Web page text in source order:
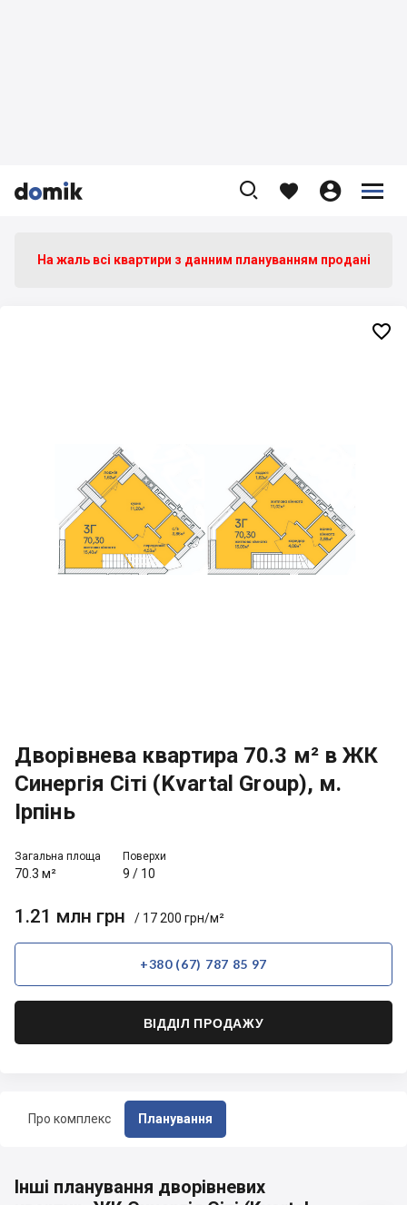


    


Про комплекс Планування
На жаль всі квартири з данним плануванням продані
Дворівнева квартира 70.3 м² в ЖК
Синергія Сіті (Kvartal Group), м.
Ірпінь
Загальна площа
70.3 м²
Поверхи
9 / 10
1.21 млн грн / 17 200 грн/м²
+380 (67) 787 85 97
ВІДДІЛ ПРОДАЖУ

Інші планування дворівневих